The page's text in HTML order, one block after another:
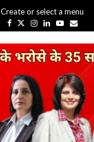
Create or select a menu
Facebook
TwitterInstagram
Linkedin
Youtube
Email